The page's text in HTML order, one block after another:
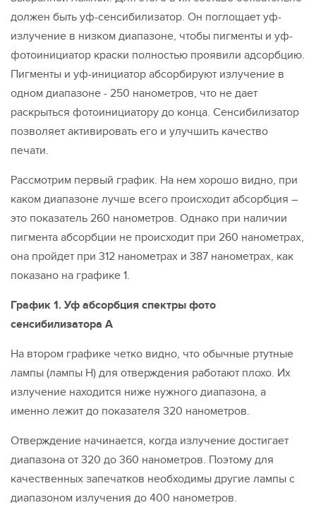
должен быть уф-сенсибилизатор. Он поглощает уф-
излучение в низком диапазоне, чтобы пигменты и уф-
фотоинициатор краски полностью проявили адсорбцию.
Пигменты и уф-инициатор абсорбируют излучение в
одном диапазоне - 250 нанометров, что не дает
раскрыться фотоинициатору до конца. Сенсибилизатор
позволяет активировать его и улучшить качество
печати.
Рассмотрим первый график. На нем хорошо видно, при
каком диапазоне лучше всего происходит абсорбция –
это показатель 260 нанометров. Однако при наличии
пигмента абсорбции не происходит при 260 нанометрах,
она пройдет при 312 нанометрах и 387 нанометрах, как
показано на графике 1.
График 1. Уф абсорбция спектры фото
сенсибилизатора А
На втором графике четко видно, что обычные ртутные
лампы (лампы Н) для отверждения работают плохо. Их
излучение находится ниже нужного диапазона, а
именно лежит до показателя 320 нанометров.
Отверждение начинается, когда излучение достигает
диапазона от 320 до 360 нанометров. Поэтому для
качественных запечатков необходимы другие лампы с
диапазоном излучения до 400 нанометров.